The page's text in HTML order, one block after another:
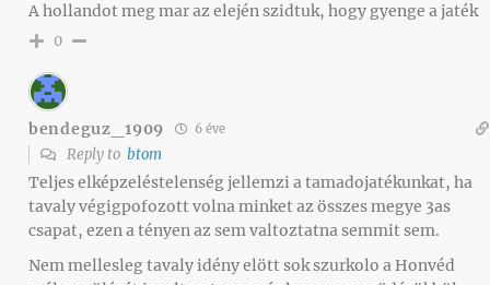
A hollandot meg mar az elején szidtuk, hogy gyenge a jaték
0
bendeguz_1909 6 éve
Reply to btom
Teljes elképzeléstelenség jellemzi a tamadojatékunkat, ha
tavaly végigpofozott volna minket az összes megye 3as
csapat, ezen a tényen az sem valtoztatna semmit sem.
Nem mellesleg tavaly idény elött sok szurkolo a Honvéd